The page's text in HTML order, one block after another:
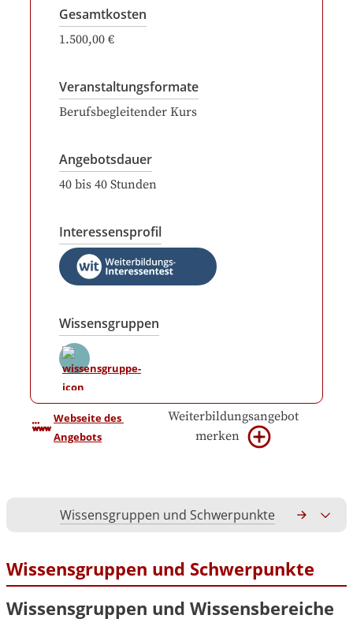
Gesamtkosten
1.500,00 €
Veranstaltungsformate
Berufsbegleitender Kurs
Angebotsdauer
40 bis 40 Stunden
Interessensprofil
Wissensgruppen
Webseite des
Angebots
Weiterbildungsangebot
merken
Wissensgruppen und Schwerpunkte
Wissensgruppen und Schwerpunkte
Wissensgruppen und Wissensbereiche